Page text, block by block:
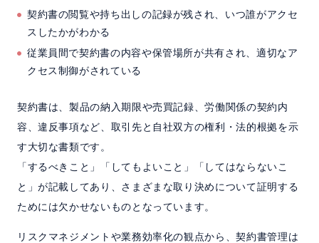
契約書の閲覧や持ち出しの記録が残され、いつ誰がアクセ
スしたかがわかる
従業員間で契約書の内容や保管場所が共有され、適切なア
クセス制御がされている
契約書は、製品の納入期限や売買記録、労働関係の契約内
容、違反事項など、取引先と自社双方の権利・法的根拠を示
す大切な書類です。
「するべきこと」「してもよいこと」「してはならないこ
と」が記載してあり、さまざまな取り決めについて証明する
ためには欠かせないものとなっています。
リスクマネジメントや業務効率化の観点から、契約書管理は